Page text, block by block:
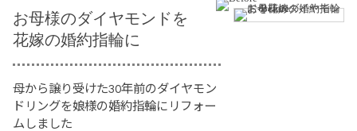
お母様のダイヤモンドを
花嫁の婚約指輪に
母から譲り受けた30年前のダイヤモン
ドリングを娘様の婚約指輪にリフォー
ムしました